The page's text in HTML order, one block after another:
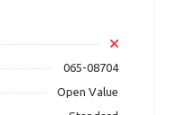
065-08704
Open Value